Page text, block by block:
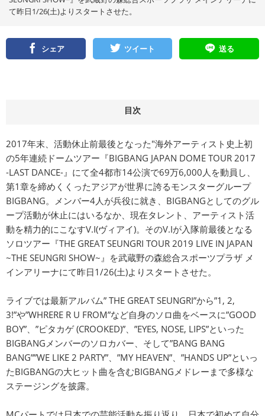
て昨日1/26(土)よりスタートさせた。
シェア ツイート 送る
目次
2017年末、活動休止前最後となった"海外アーティスト史上初
の5年連続ドームツアー『BIGBANG JAPAN DOME TOUR 2017
-LAST DANCE-』にて全4都市14公演で69万6,000人を動員し、
第1章を締めくくったアジアが世界に誇るモンスターグループ
BIGBANG。メンバー4人が兵役に就き、BIGBANGとしてのグル
ープ活動が休止にはいるなか、現在タレント、アーティスト活
動を精力的にこなすV.I(ヴィアイ)。そのV.Iが入隊前最後となる
ソロツアー『THE GREAT SEUNGRI TOUR 2019 LIVE IN JAPAN
~THE SEUNGRI SHOW~』を武蔵野の森総合スポーツプラザ メ
インアリーナにて昨日1/26(土)よりスタートさせた。
ライブでは最新アルバム” THE GREAT SEUNGRI”から”1, 2,
3!”や”WHRERE R U FROM”など自身のソロ曲をベースに”GOOD
BOY”、”ピタカゲ (CROOKED)”、”EYES, NOSE, LIPS”といった
BIGBANGメンバーのソロカバー、そして”BANG BANG
BANG””WE LIKE 2 PARTY”、”MY HEAVEN”、”HANDS UP”といっ
たBIGBANGの大ヒット曲を含むBIGBANGメドレーまで多様な
ステージングを披露。